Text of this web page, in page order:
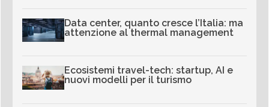
Data center, quanto cresce l’Italia: ma
attenzione al thermal management
Ecosistemi travel-tech: startup, AI e
nuovi modelli per il turismo